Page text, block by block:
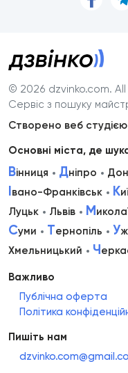
© 2026 dzvinko.com.
Сервіс з пошуку
Створено веб
Основні міста, де
Вінниця Дніпро
Івано-Франківськ К
Луцьк
Львів М
Суми Тернопіль У
Хмельницький
Ч
Важливо
Публічна оферта
Політика
Пишіть нам